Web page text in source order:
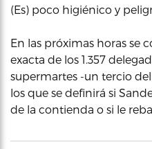
(Es) poco higiénico y
En las próximas horas se
exacta de los 1.357
supermartes -un tercio
los que se definirá si
de la contienda o si le